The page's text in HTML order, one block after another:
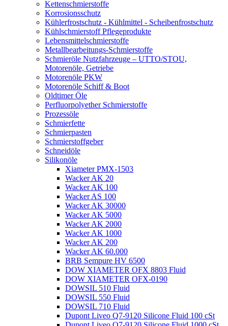
Kettenschmierstoffe
Korrosionsschutz
Kühlerfrostschutz - Kühlmittel - Scheibenfrostschutz
Kühlschmierstoff Pflegeprodukte
Lebensmittelschmierstoffe
Metallbearbeitungs-Schmierstoffe
Schmieröle Nutzfahrzeuge – UTTO/STOU,
Motorenöle, Getriebe
Motorenöle PKW
Motorenöle Schiff & Boot
Oldtimer Öle
Perfluorpolyether Schmierstoffe
Prozessöle
Schmierfette
Schmierpasten
Schmierstoffgeber
Schneidöle
Silikonöle
Xiameter PMX-1503
Wacker AK 20
Wacker AK 100
Wacker AS 100
Wacker AK 30000
Wacker AK 5000
Wacker AK 2000
Wacker AK 1000
Wacker AK 200
Wacker AK 60.000
BRB Sempure HV 6500
DOW XIAMETER OFX 8803 Fluid
DOW XIAMETER OFX-0190
DOWSIL 510 Fluid
DOWSIL 550 Fluid
DOWSIL 710 Fluid
Dupont Liveo Q7-9120 Silicone Fluid 100 cSt